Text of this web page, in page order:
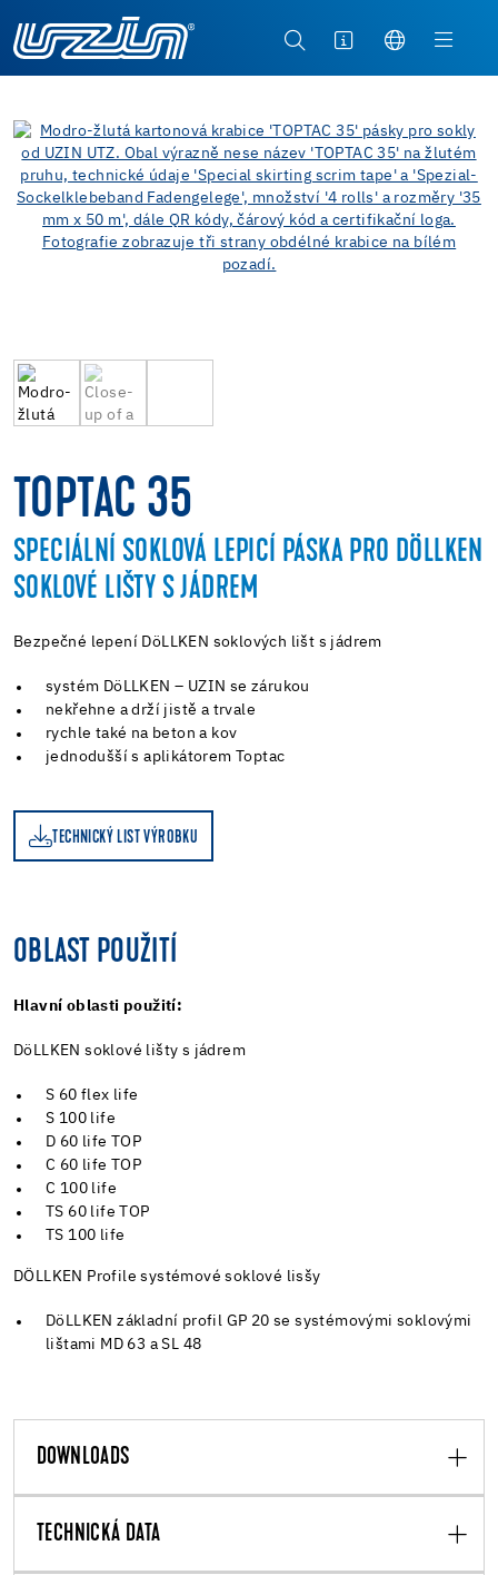
TOPTAC 35
SPECIÁLNÍ SOKLOVÁ LEPICÍ PÁSKA PRO DÖLLKEN
SOKLOVÉ LIŠTY S JÁDREM
Bezpečné lepení DöLLKEN soklových lišt s jádrem
systém DöLLKEN – UZIN se zárukou
nekřehne a drží jistě a trvale
rychle také na beton a kov
jednodušší s aplikátorem Toptac
TECHNICKÝ LIST VÝROBKU
OBLAST POUŽITÍ
Hlavní oblasti použití:
DöLLKEN soklové lišty s jádrem
S 60 flex life
S 100 life
D 60 life TOP
C 60 life TOP
C 100 life
TS 60 life TOP
TS 100 life
DÖLLKEN Profile systémové soklové lisšy
DöLLKEN základní profil GP 20 se systémovými soklovými
lištami MD 63 a SL 48
DOWNLOADS
TECHNICKÁ DATA